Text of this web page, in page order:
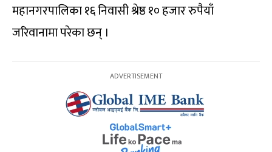
महानगरपालिका १६ निवासी श्रेष्ठ १० हजार रुपैयाँ
जरिवानामा परेका छन् ।